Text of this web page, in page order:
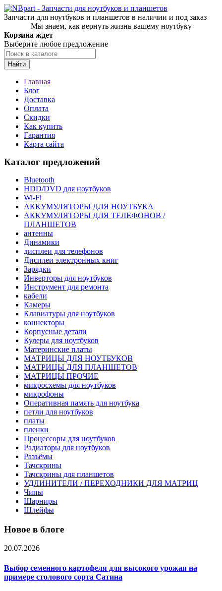
Запчасти для ноутбуков и планшетов в наличии и под заказ
Мы знаем, как вернуть жизнь вашему ноутбуку
Корзина ждет
Выберите любое предложение
Найти
Главная
Блог
Доставка
Оплата
Скидки
Как купить
Гарантия
Карта сайта
Каталог предложений
Bluetooth
HDD/DVD для ноутбуков
Wi-Fi
АККУМУЛЯТОРЫ ДЛЯ НОУТБУКА
АККУМУЛЯТОРЫ ДЛЯ ТЕЛЕФОНОВ /
ПЛАНШЕТОВ
антенны
Динамики
дисплеи для телефонов
Дисплеи электронных книг
Зарядки
Инверторы для ноутбуков
Инструмент для ремонта
кабели
Камеры
Клавиатуры для ноутбуков
коннекторы
Корпусные детали
Кулеры для ноутбуков
Материнские платы
МАТРИЦЫ ДЛЯ НОУТБУКОВ
МАТРИЦЫ ДЛЯ ПЛАНШЕТОВ
МАТРИЦЫ ПРОЧИЕ
микросхемы для ноутбуков
микрофоны
Оперативная память для ноутбука
петли для ноутбуков
платы
пленки
Процессоры для ноутбуков
Радиаторы для ноутбуков
Разъёмы
Тачскрины
Тачскрины для планшетов
УДЛИНИТЕЛИ / ПЕРЕХОДНИКИ ДЛЯ МАТРИЦ
Чипы
Шарниры
Шлейфы
Новое в блоге
20.07.2026
Выбор семенного картофеля для высокого урожая на
примере столового сорта Сатина